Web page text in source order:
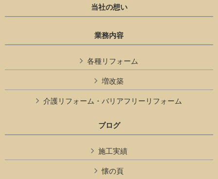
当社の想い
業務内容
各種リフォーム
増改築
介護リフォーム・バリアフリーリフォーム
ブログ
施工実績
懐の頁